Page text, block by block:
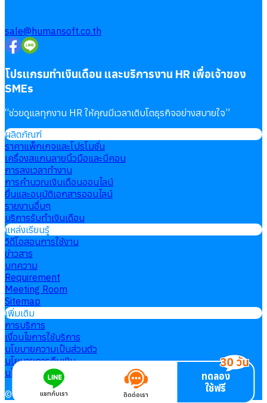
sale@humansoft.co.th
โปรแกรมทำเงินเดือน และบริการงาน HR เพื่อเจ้าของ
SMEs
“ช่วยดูแลทุกงาน HR ให้คุณมีเวลาเติบโตธุรกิจอย่างสบายใจ”
ผลิตภัณฑ์
ราคาแพ็กเกจและโปรโมชั่น
เครื่องสแกนลายนิ้วมือและบีคอน
การลงเวลาทำงาน
การคำนวณเงินเดือนออนไลน์
ยื่นและอนุมัติเอกสารออนไลน์
รายงานอื่นๆ
บริการรับทำเงินเดือน
แหล่งเรียนรู้
วิดีโอสอนการใช้งาน
ข่าวสาร
บทความ
Requirement
Meeting Room
Sitemap
เพิ่มเติม
การบริการ
เงื่อนไขการใช้บริการ
นโยบายความเป็นส่วนตัว
นโยบายการคืนเงิน
นโยบายการใช้คุกกี้
©
HumanSoft Co., Ltd. All right reserved
แชทกับเรา ติดต่อเรา
ทดลอง
ใช้ฟรี